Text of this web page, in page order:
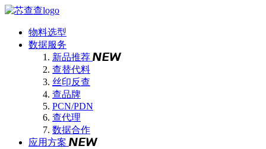
物料选型
数据服务
新品推荐
查替代料
丝印反查
查品牌
PCN/PDN
查代理
数据合作
应用方案